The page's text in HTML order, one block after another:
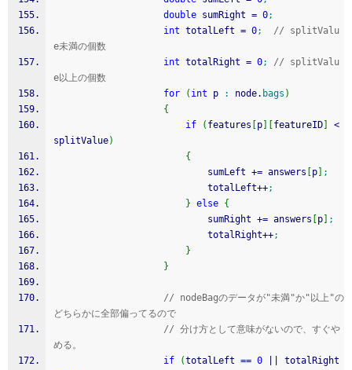
double sumRight = 0;
int totalLeft = 0;
// splitValu
e未満の個数
int totalRight = 0;
// splitValu
e以上の個数
for
( int p : node. bags )
{
if
( features p featureID
<
splitValue)
{
							sumLeft
+= answers p
;
							totalLeft
++;
} else {
							sumRight
+= answers p
;
							totalRight
++;
}
}
// nodeBagのデータが"未満"か"以上"の
どちらかに全部偏ってるので
// 分け方として意味がないので、すぐや
める。
if
(totalLeft == 0